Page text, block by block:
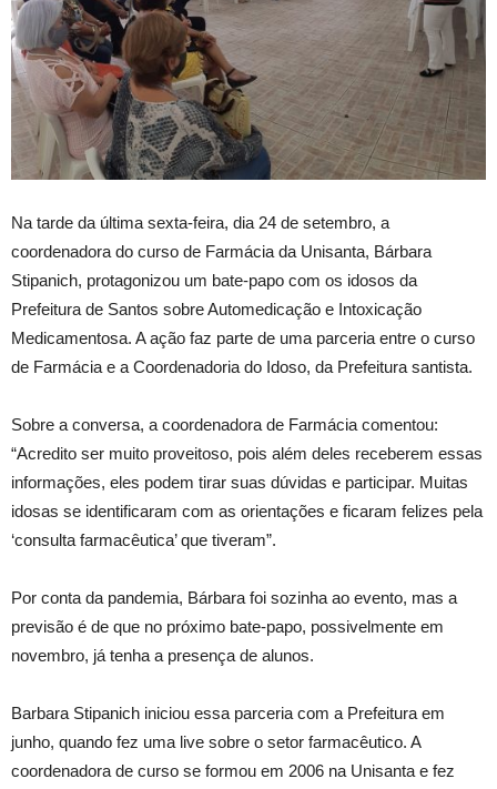
Na tarde da última sexta-feira, dia 24 de setembro, a
coordenadora do curso de Farmácia da Unisanta, Bárbara
Stipanich, protagonizou um bate-papo com os idosos da
Prefeitura de Santos sobre Automedicação e Intoxicação
Medicamentosa. A ação faz parte de uma parceria entre o curso
de Farmácia e a Coordenadoria do Idoso, da Prefeitura santista.
Sobre a conversa, a coordenadora de Farmácia comentou:
“Acredito ser muito proveitoso, pois além deles receberem essas
informações, eles podem tirar suas dúvidas e participar. Muitas
idosas se identificaram com as orientações e ficaram felizes pela
‘consulta farmacêutica’ que tiveram”.
Por conta da pandemia, Bárbara foi sozinha ao evento, mas a
previsão é de que no próximo bate-papo, possivelmente em
novembro, já tenha a presença de alunos.
Barbara Stipanich iniciou essa parceria com a Prefeitura em
junho, quando fez uma live sobre o setor farmacêutico. A
coordenadora de curso se formou em 2006 na Unisanta e fez